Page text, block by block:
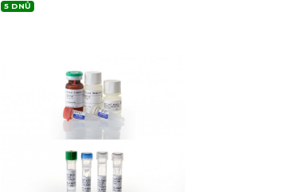
5 DNŮ